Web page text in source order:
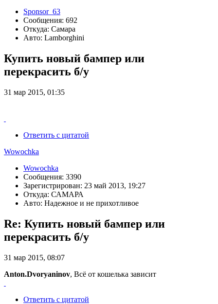
Sponsor_63
Сообщения: 692
Откуда: Самара
Авто: Lamborghini
Купить новый бампер или
перекрасить б/у
31 мар 2015, 01:35
Ответить с цитатой
Wowochka
Wowochka
Сообщения: 3390
Зарегистрирован: 23 май 2013, 19:27
Откуда: САМАРА
Авто: Надежное и не прихотливое
Re: Купить новый бампер или
перекрасить б/у
31 мар 2015, 08:07
Anton.Dvoryaninov, Всё от кошелька зависит
Ответить с цитатой